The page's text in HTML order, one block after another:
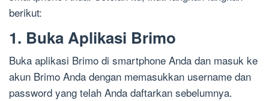
berikut:
1. Buka Aplikasi Brimo
Buka aplikasi Brimo di smartphone Anda dan masuk ke
akun Brimo Anda dengan memasukkan username dan
password yang telah Anda daftarkan sebelumnya.